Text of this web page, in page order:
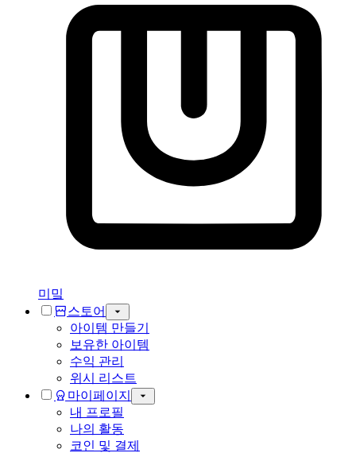
미밐
스토어
아이템 만들기
보유한 아이템
수익 관리
위시 리스트
마이페이지
내 프로필
나의 활동
코인 및 결제